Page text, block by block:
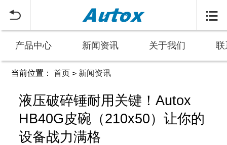
 
产品中心 新闻资讯 关于我们 联
当前位置：首页 > 新闻资讯
液压破碎锤耐用关键！Autox
HB40G皮碗（210x50）让你的
设备战力满格